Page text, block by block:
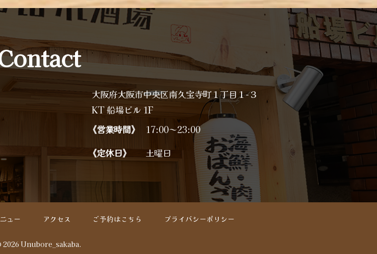
大阪府大阪市中央区南久宝寺町１丁目１−３
KT 船場ビル 1F
《営業時間》
17:00～23:00
《定休日》
土曜日
ュー アクセス ご予約はこちら プライバシーポリシー
2026 Unubore_sakaba.